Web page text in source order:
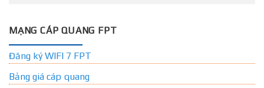
MẠNG CÁP QUANG FPT
Đăng ký WIFI 7 FPT
Bảng giá cáp quang